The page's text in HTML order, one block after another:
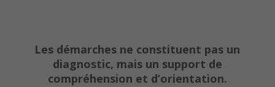
Les démarches ne constituent pas un
diagnostic, mais un support de
compréhension et d’orientation.